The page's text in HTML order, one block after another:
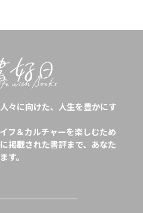
々に向けた、人生を豊かにす
フ＆カルチャーを楽しむため
掲載された書評まで、あなた
す。